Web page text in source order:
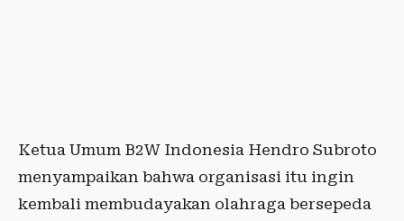
Ketua Umum B2W Indonesia Hendro Subroto
menyampaikan bahwa organisasi itu ingin
kembali membudayakan olahraga bersepeda